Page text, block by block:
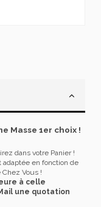
Masse 1er choix !
dans votre Panier !
en fonction de
Vous !
à celle
une quotation